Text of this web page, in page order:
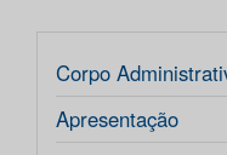
Corpo
Apresentação